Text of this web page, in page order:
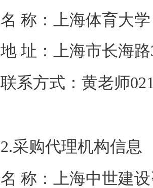
名 称：
上海体育大学
地 址：
上海市长海
联系方式： 黄老师
2.采购代理机构信息
名 称：
上海中世建